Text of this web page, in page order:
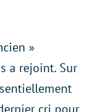
»
a rejoint. Sur